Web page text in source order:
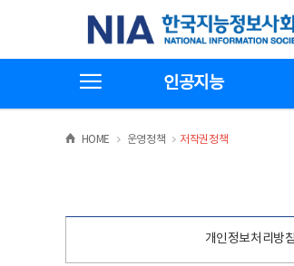
기
한국지능정보사회진흥원
인공지능
HOME >운영정책 >
저작권정책
개인정보처리방침